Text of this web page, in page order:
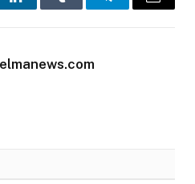
LinkedInTumblr TelegramEmail